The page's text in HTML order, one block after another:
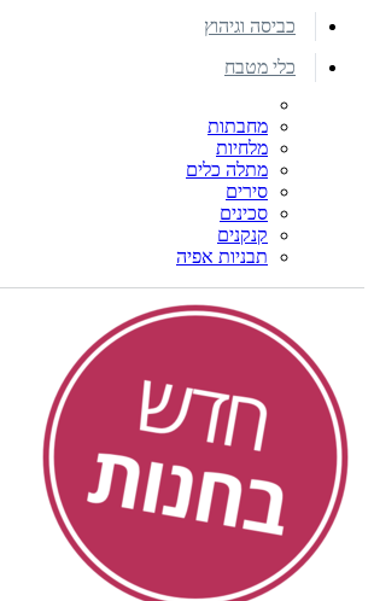
כביסה וגיהוץ
כלי מטבח
מחבתות
מלחיות
מתלה כלים
סירים
סכינים
קנקנים
תבניות אפיה